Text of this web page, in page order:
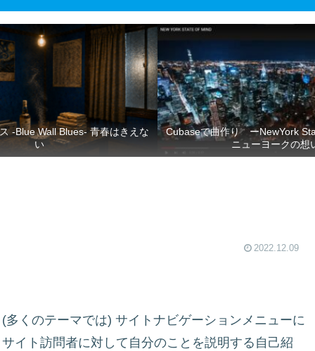
えな
い
Cubaseで曲作り ーNewYork
ニューヨークの想
2022.12.09
くのテーマでは) サイトナビゲーションメニューに
イト訪問者に対して自分のことを説明する自己紹